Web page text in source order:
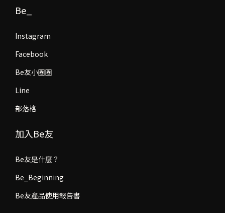
Be_
Instagram
Facebook
Be友小圈圈
Line
部落格
加入Be友
Be友是什麼？
Be_Beginning
Be友產品使用報告書